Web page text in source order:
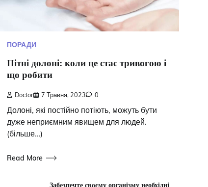
ПОРАДИ
Пітні долоні: коли це стає тривогою і
що робити
Doctor 7 Травня, 2023 0
Долоні, які постійно потіють, можуть бути
дуже неприємним явищем для людей.
(більше…)
Read More
Забезпечте своєму організму необхідні